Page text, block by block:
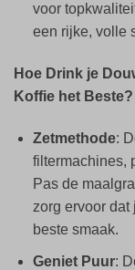
voor
een rijke, volle
Hoe Drink je
Koffie het Beste?
Zetmethode:
filtermachines,
Pas de
zorg ervoor
beste smaak.
Geniet Puur: